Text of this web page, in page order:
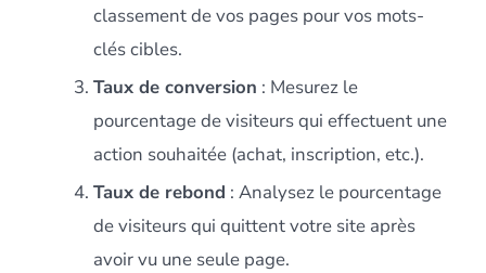
classement de vos pages pour vos mots-
clés cibles.
Taux de conversion : Mesurez le
pourcentage de visiteurs qui effectuent une
action souhaitée (achat, inscription, etc.).
Taux de rebond : Analysez le pourcentage
de visiteurs qui quittent votre site après
avoir vu une seule page.